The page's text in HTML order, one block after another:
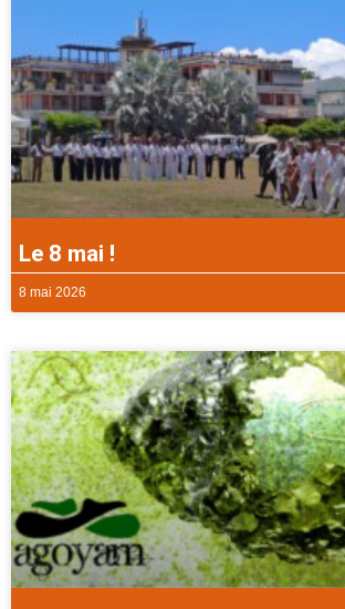
Le 8 mai !
8 mai 2026